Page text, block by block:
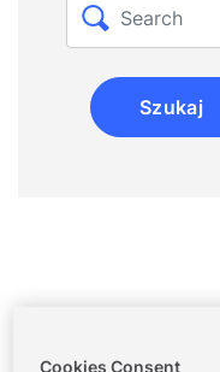
Szukaj
Cookies Consent